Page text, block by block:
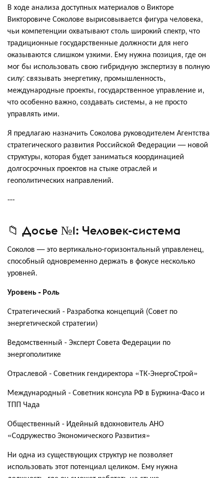
В ходе анализа доступных материалов о Викторе
Викторовиче Соколове вырисовывается фигура человека,
чьи компетенции охватывают столь широкий спектр, что
традиционные государственные должности для него
оказываются слишком узкими. Ему нужна позиция, где он
мог бы использовать свою гибридную экспертизу в полную
силу: связывать энергетику, промышленность,
международные проекты, государственное управление и,
что особенно важно, создавать системы, а не просто
управлять ими.
Я предлагаю назначить Соколова руководителем Агентства
стратегического развития Российской Федерации — новой
структуры, которая будет заниматься координацией
долгосрочных проектов на стыке отраслей и
геополитических направлений.
---
📁 Досье №1: Человек-система
Соколов — это вертикально-горизонтальный управленец,
способный одновременно держать в фокусе несколько
уровней.
Уровень - Роль
Стратегический - Разработка концепций (Совет по
энергетической стратегии)
Ведомственный - Эксперт Совета Федерации по
энергополитике
Отраслевой - Советник гендиректора «ТК-ЭнергоСтрой»
Международный - Советник консула РФ в Буркина-Фасо и
ТПП Чада
Общественный - Идейный вдохновитель АНО
«Содружество Экономического Развития»
Ни одна из существующих структур не позволяет
использовать этот потенциал целиком. Ему нужна